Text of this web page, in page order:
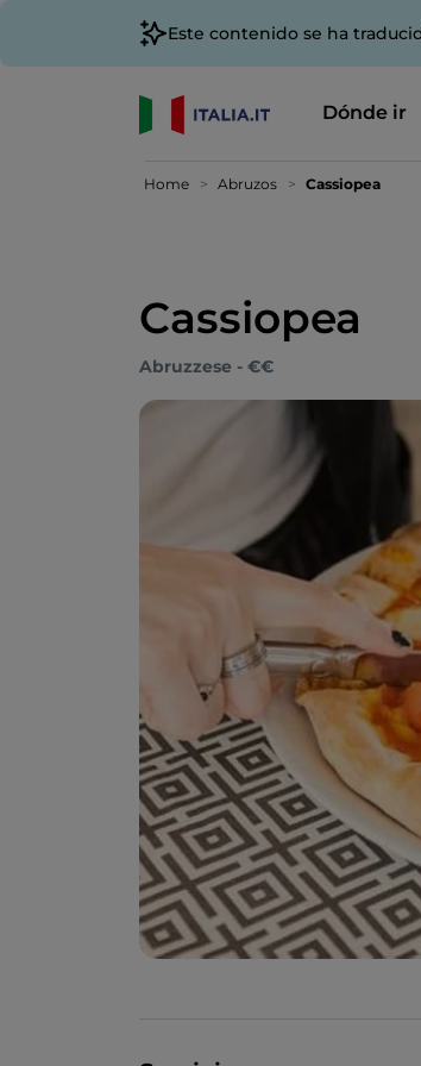
Este contenido se ha
Dónde ir
Home Abruzos Cassiopea
Cassiopea
Abruzzese - €€